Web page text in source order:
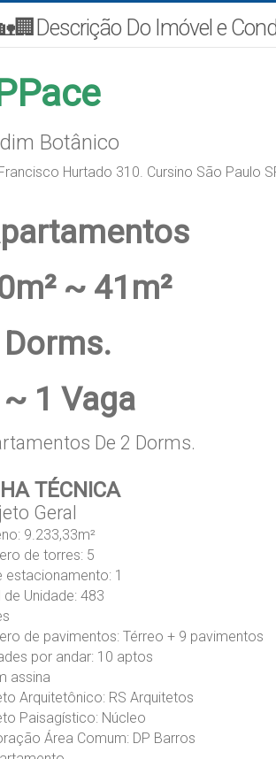
Do Imóvel e
Botânico
Hurtado 310. Cursino São Paulo
~ 41m²
1 Vaga
De 2 Dorms.
TÉCNICA
Geral
9.233,33m²
de torres: 5
estacionamento: 1
de Unidade: 483
de pavimentos: Térreo + 9 pavimentos
por andar: 10 aptos
assina
Arquitetônico: RS Arquitetos
Paisagístico: Núcleo
Área Comum: DP Barros